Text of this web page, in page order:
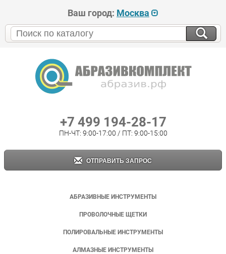
Ваш город: Москва
+7 499 194-28-17
ПН-ЧТ: 9:00-17:00 / ПТ: 9:00-15:00
ОТПРАВИТЬ ЗАПРОС
АБРАЗИВНЫЕ ИНСТРУМЕНТЫ
ПРОВОЛОЧНЫЕ ЩЕТКИ
ПОЛИРОВАЛЬНЫЕ ИНСТРУМЕНТЫ
АЛМАЗНЫЕ ИНСТРУМЕНТЫ